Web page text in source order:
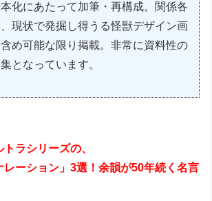
化にあたって加筆・再構成。関係各
現状で発掘し得うる怪獣デザイン画
め可能な限り掲載。非常に資料性の
となっています。
ラシリーズの、
ーション」3選！余韻が50年続く名言